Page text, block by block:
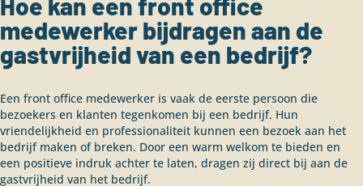
medewerker bijdragen aan de
gastvrijheid van een bedrijf?
Een front office medewerker is vaak de eerste persoon die
bezoekers en klanten tegenkomen bij een bedrijf. Hun
vriendelijkheid en professionaliteit kunnen een bezoek aan het
bedrijf maken of breken. Door een warm welkom te bieden en
een positieve indruk achter te laten, dragen zij direct bij aan de
gastvrijheid van het bedrijf.